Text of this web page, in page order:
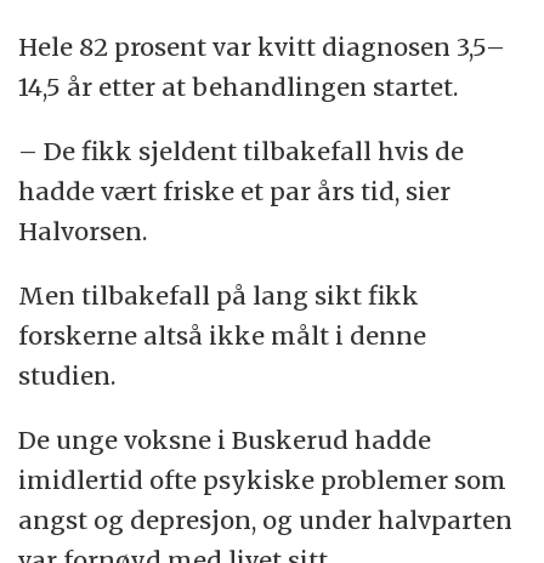
Hele 82 prosent var kvitt diagnosen 3,5–
14,5 år etter at behandlingen startet.
– De fikk sjeldent tilbakefall hvis de
hadde vært friske et par års tid, sier
Halvorsen.
Men tilbakefall på lang sikt fikk
forskerne altså ikke målt i denne
studien.
De unge voksne i Buskerud hadde
imidlertid ofte psykiske problemer som
angst og depresjon, og under halvparten